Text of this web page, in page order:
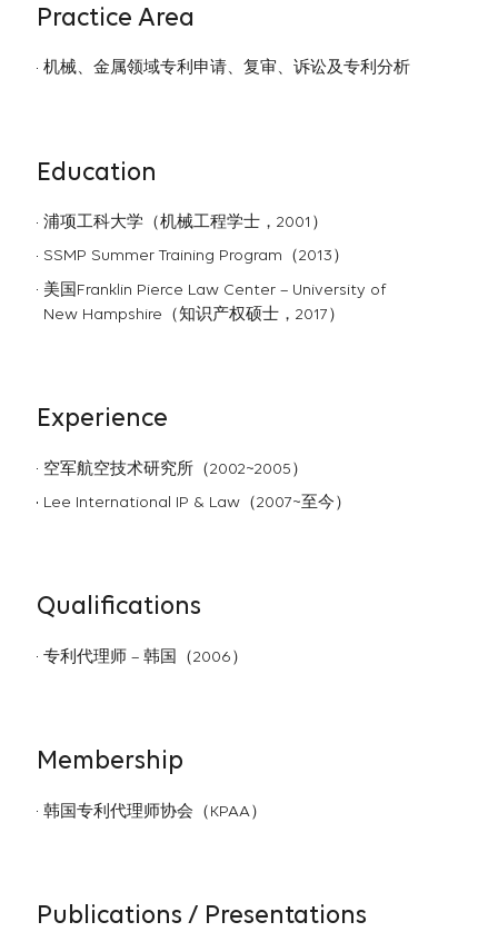
Practice Area
机械、金属领域专利申请、复审、诉讼及专利分析
Education
浦项工科大学（机械工程学士，2001）
SSMP Summer Training Program（2013）
美国Franklin Pierce Law Center – University of
New Hampshire（知识产权硕士，2017）
Experience
空军航空技术研究所（2002~2005）
Lee International IP & Law（2007~至今）
Qualifications
专利代理师 – 韩国（2006）
Membership
韩国专利代理师协会（KPAA）
Publications / Presentations